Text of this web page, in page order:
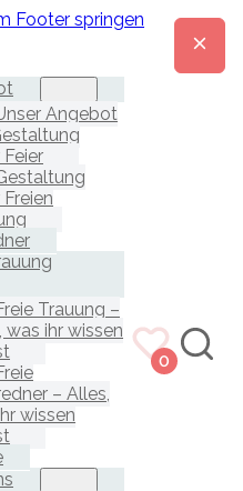
Footer springen
Angebot
Feier
Freien
Trauung –
was ihr wissen
– Alles,
wissen
0